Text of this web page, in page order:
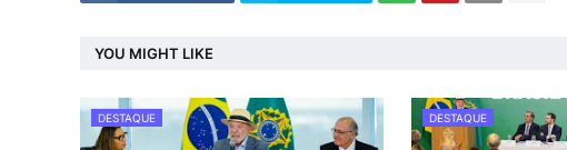
YOU MIGHT LIKE
DESTAQUE DESTAQUE